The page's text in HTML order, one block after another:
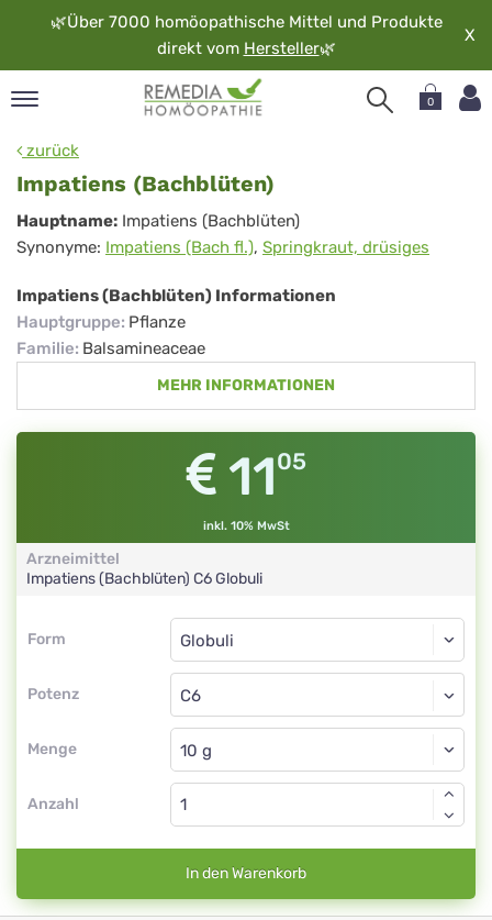
🌿Über 7000 homöopathische Mittel und Produkte
direkt vom Hersteller🌿
X
0
zurück
Impatiens (Bachblüten)
Impatiens
(Bachblüten)
Hauptname: Impatiens (Bachblüten)
Synonyme: Impatiens (Bach fl.), Springkraut, drüsiges
Impatiens (Bachblüten) Informationen
Hauptgruppe: Pflanze
Familie: Balsamineaceae
MEHR INFORMATIONEN
1105
inkl. 10% MwSt
Arzneimittel
Impatiens (Bachblüten) C6Globuli
Form
Form
Potenz
Globuli
C6
Menge
Globuli
Anzahl
In den Warenkorb